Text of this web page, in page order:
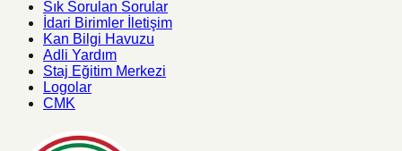
Sık Sorulan Sorular
İdari Birimler İletişim
Kan Bilgi Havuzu
Adli Yardım
Staj Eğitim Merkezi
Logolar
CMK